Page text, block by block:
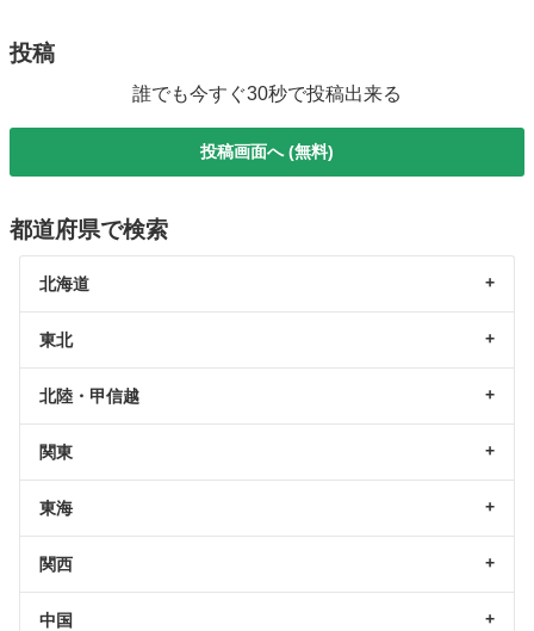
投稿
誰でも今すぐ30秒で投稿出来る
投稿画面へ (無料)
都道府県で検索
北海道
東北
北陸・甲信越
関東
東海
関西
中国